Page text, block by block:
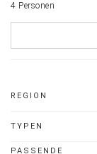
4 Personen
REGION
TYPEN
PASSENDE